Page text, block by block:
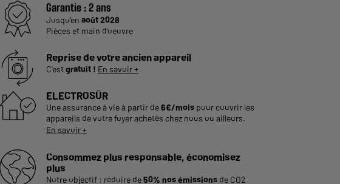
Garantie :2 ans
Jusqu'en août 2028
Pièces et main d'oeuvre
Reprise de votre ancien appareil
C'estgratuit ! En savoir +
ELECTROSÛR
Une assurance à vie à partir de6€/moispour couvrir les
appareils de votre foyer achetés chez nous ou ailleurs.
En savoir +
Consommez plus responsable, économisez
plus
Notre objectif : réduire de50% nos émissionsde CO2